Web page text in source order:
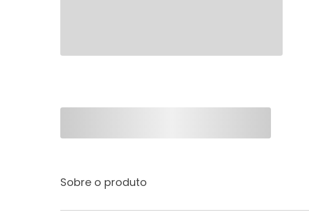
Sobre o produto